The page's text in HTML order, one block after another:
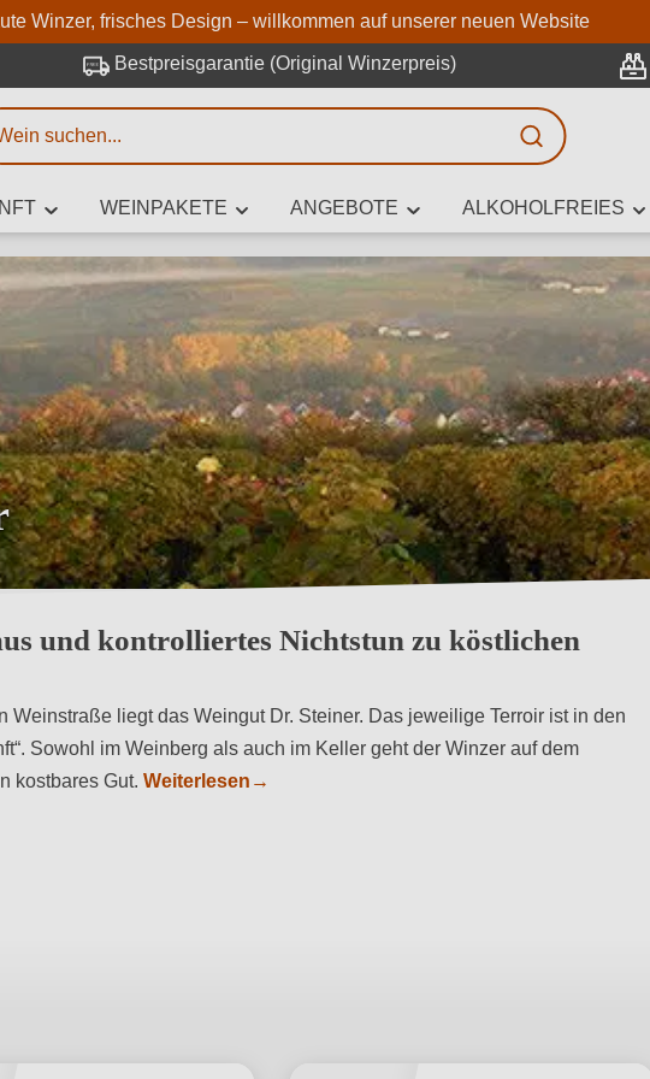
Zum Hauptinhalt springen
Zur Suche springen
Zur Hauptnavigation springen
Winzer, frisches Design – willkommen auf unserer neuen Website
Bestpreisgarantie (Original Winzerpreis)
WEINPAKETE ANGEBOTE ALKOHOLFREIES
und kontrolliertes Nichtstun zu köstlichen
liegt das Weingut Dr. Steiner. Das jeweilige Terroir ist in den
Sowohl im Weinberg als auch im Keller geht der Winzer auf dem
kostbares Gut. Weiterlesen →
eingeben
Erweiterte Suche
Sie, welchen Wein Sie suchen – ob nach Geschmack, Anlass, Weinnamen,
Rebsorte, Region, Winzer oder anderen Kriterien.